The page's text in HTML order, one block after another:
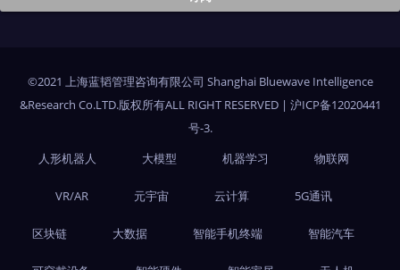
©2021 上海蓝韬管理咨询有限公司 Shanghai Bluewave Intelligence
&Research Co.LTD.版权所有ALL RIGHT RESERVED | 沪ICP备12020441
号-3.
人形机器人
大模型 机器学习 物联网
VR/AR 元宇宙 云计算 5G通讯
区块链 大数据 智能手机终端 智能汽车